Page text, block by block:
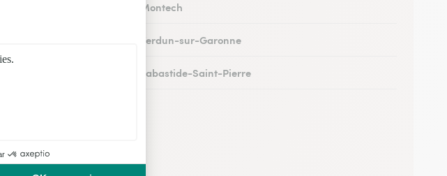
Fleuristes à Montech
Fleuristes à Verdun-sur-Garonne
Fleuristes à Labastide-Saint-Pierre
Cumont